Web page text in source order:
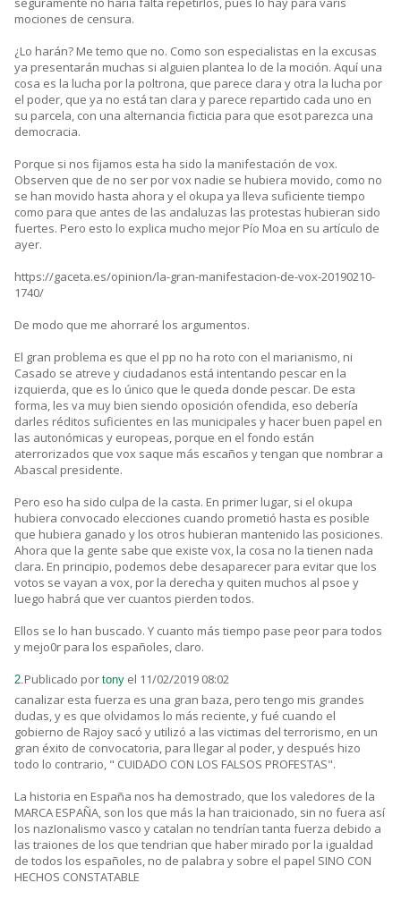
mociones de censura.
¿Lo harán? Me temo que no. Como son especialistas en la excusas
ya presentarán muchas si alguien plantea lo de la moción. Aquí una
cosa es la lucha por la poltrona, que parece clara y otra la lucha por
el poder, que ya no está tan clara y parece repartido cada uno en
su parcela, con una alternancia ficticia para que esot parezca una
democracia.
Porque si nos fijamos esta ha sido la manifestación de vox.
Observen que de no ser por vox nadie se hubiera movido, como no
se han movido hasta ahora y el okupa ya lleva suficiente tiempo
como para que antes de las andaluzas las protestas hubieran sido
fuertes. Pero esto lo explica mucho mejor Pío Moa en su artículo de
ayer.
https://gaceta.es/opinion/la-gran-manifestacion-de-vox-20190210-
1740/
De modo que me ahorraré los argumentos.
El gran problema es que el pp no ha roto con el marianismo, ni
Casado se atreve y ciudadanos está intentando pescar en la
izquierda, que es lo único que le queda donde pescar. De esta
forma, les va muy bien siendo oposición ofendida, eso debería
darles réditos suficientes en las municipales y hacer buen papel en
las autonómicas y europeas, porque en el fondo están
aterrorizados que vox saque más escaños y tengan que nombrar a
Abascal presidente.
Pero eso ha sido culpa de la casta. En primer lugar, si el okupa
hubiera convocado elecciones cuando prometió hasta es posible
que hubiera ganado y los otros hubieran mantenido las posiciones.
Ahora que la gente sabe que existe vox, la cosa no la tienen nada
clara. En principio, podemos debe desaparecer para evitar que los
votos se vayan a vox, por la derecha y quiten muchos al psoe y
luego habrá que ver cuantos pierden todos.
Ellos se lo han buscado. Y cuanto más tiempo pase peor para todos
y mejo0r para los españoles, claro.
2.Publicado por tony el 11/02/2019 08:02
canalizar esta fuerza es una gran baza, pero tengo mis grandes
dudas, y es que olvidamos lo más reciente, y fué cuando el
gobierno de Rajoy sacó y utilizó a las victimas del terrorismo, en un
gran éxito de convocatoria, para llegar al poder, y después hizo
todo lo contrario, " CUIDADO CON LOS FALSOS PROFESTAS".
La historia en España nos ha demostrado, que los valedores de la
MARCA ESPAÑA, son los que más la han traicionado, sin no fuera así
los nazIonalismo vasco y catalan no tendrían tanta fuerza debido a
las traiones de los que tendrian que haber mirado por la igualdad
de todos los españoles, no de palabra y sobre el papel SINO CON
HECHOS CONSTATABLE